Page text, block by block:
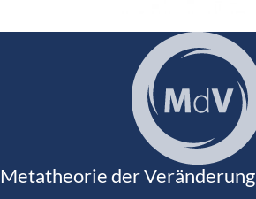
Metatheorie der Veränderung